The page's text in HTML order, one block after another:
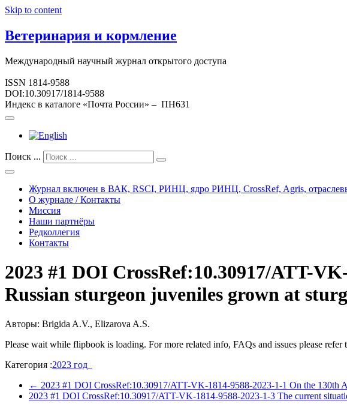
Skip to content
Ветеринария и кормление
Международный научный журнал открытого доступа
ISSN 1814-9588
DOI:10.30917/1814-9588
Индекс в каталоге «Почта России» – ПН631
Поиск ...
Журнал включен в ВАК, RSCI, РИНЦ, ядро РИНЦ, CrossRef, Agris,
О журнале / Контакты
Миссия
Наши партнёры
Редколлегия
Контакты
2023 #1 DOI CrossRef:10.30917/ATT-
Russian sturgeon juveniles grown at
Авторы: Brigida A.V., Elizarova A.S.
Please wait while flipbook is loading. For more related info, FAQs and issues please refer
Категория :2023 год
← 2023 #1 DOI CrossRef:10.30917/ATT-VK-1814-9588-2023-1-1 On the 130th
2023 #1 DOI CrossRef:10.30917/ATT-VK-1814-9588-2023-1-3 The current